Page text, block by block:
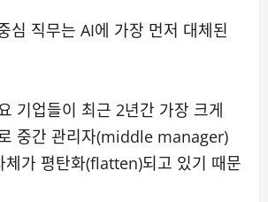
심 직무는 AI에 가장 먼저 대체된
기업들이 최근 2년간 가장 크게
중간 관리자(middle manager)
체가 평탄화(flatten)되고 있기 때문